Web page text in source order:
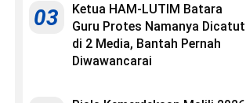
03
Ketua HAM-LUTIM Batara
Guru Protes Namanya Dicatut
di 2 Media, Bantah Pernah
Diwawancarai